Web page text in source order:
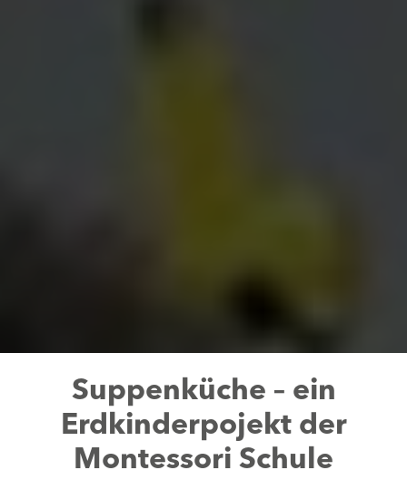
Suppenküche – ein
Erdkinderpojekt der
Montessori Schule